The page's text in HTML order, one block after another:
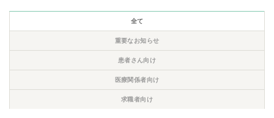
全て
重要なお知らせ
患者さん向け
医療関係者向け
求職者向け